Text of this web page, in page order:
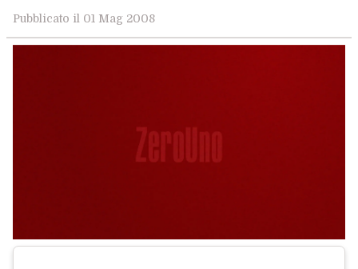
Pubblicato il 01 Mag 2008